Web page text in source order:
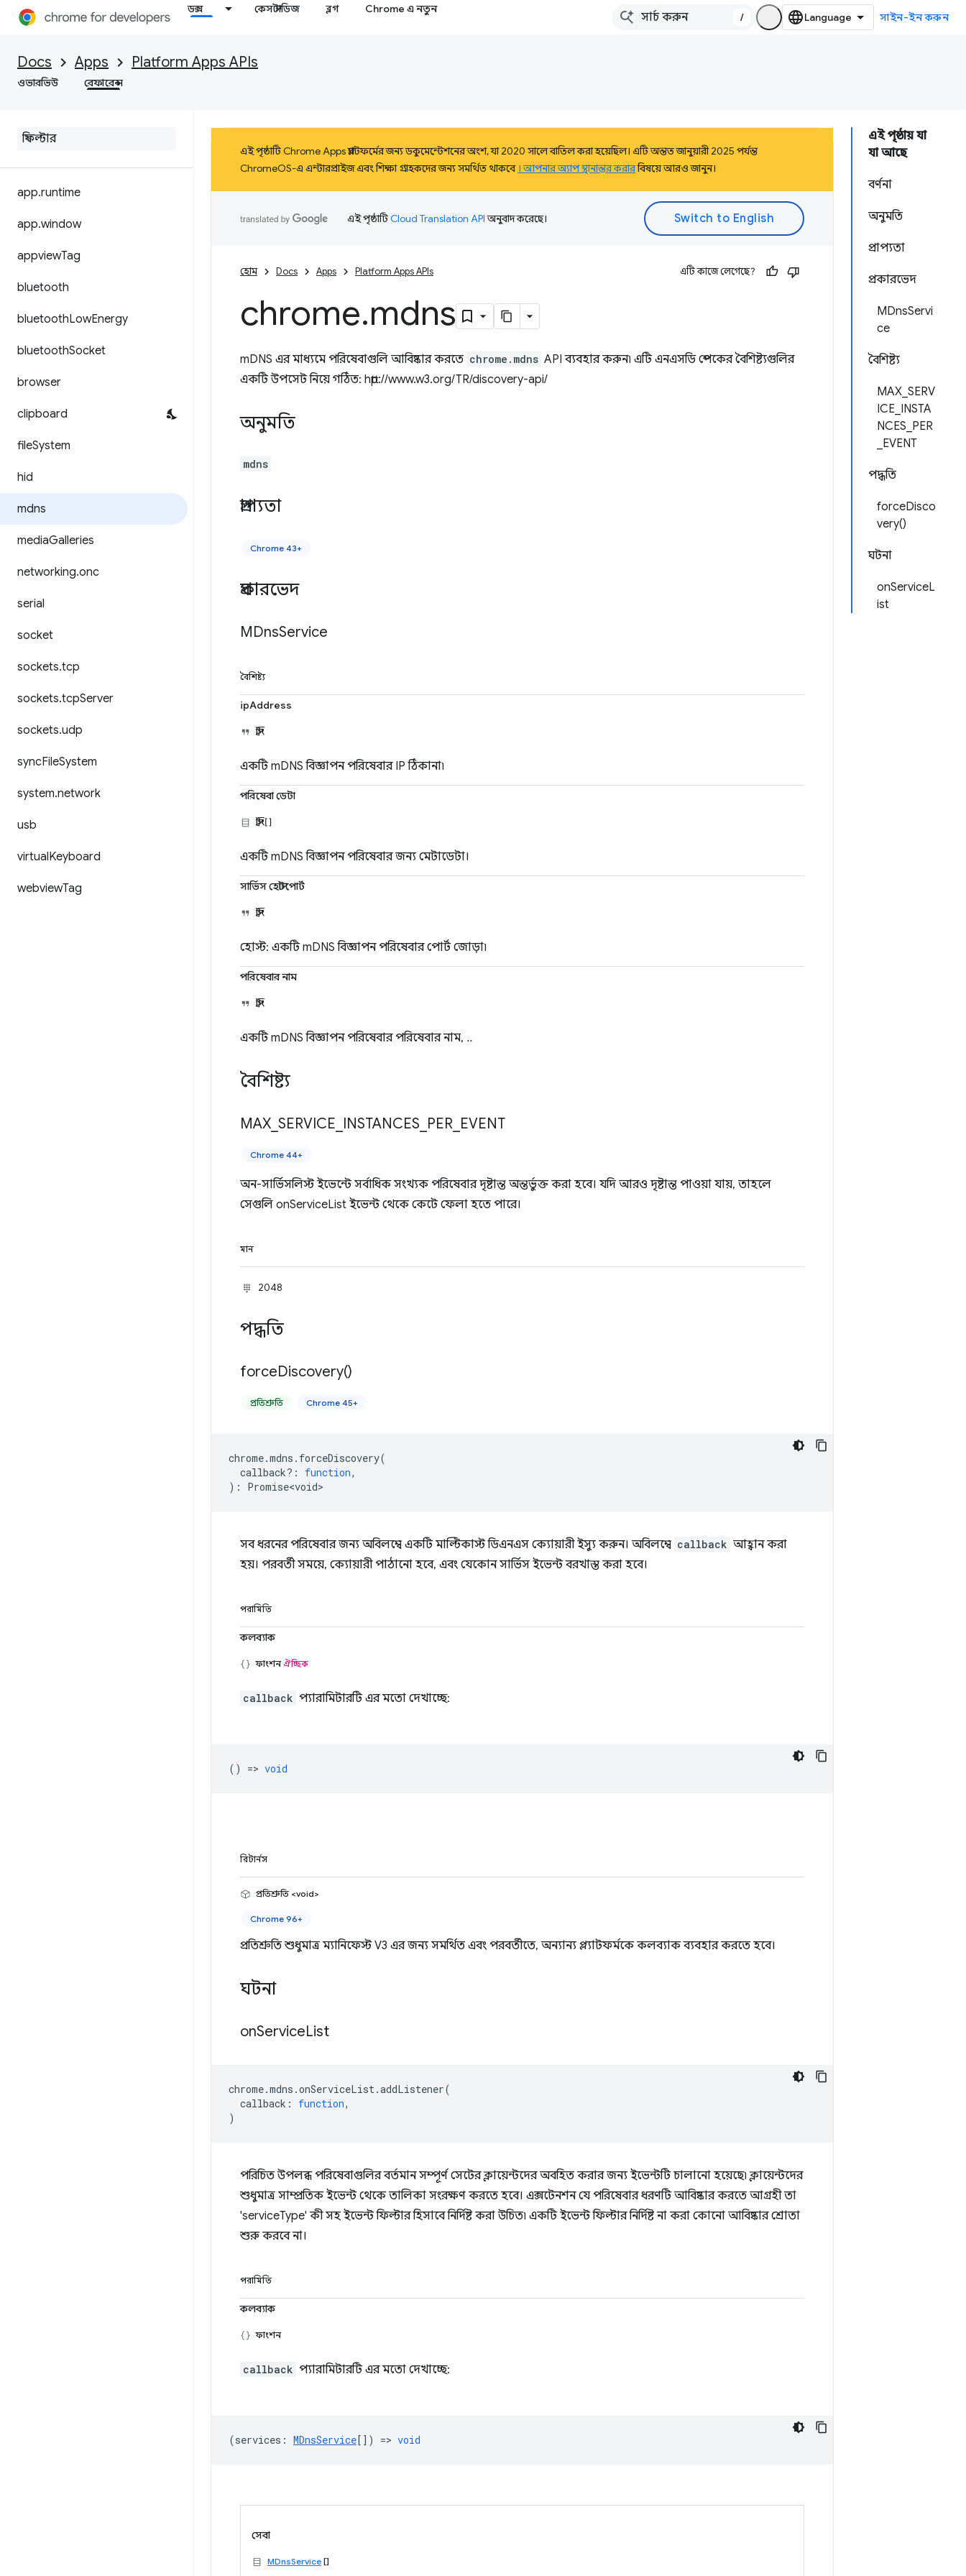
ডক্স কেস স্টাডিজ ব্লগ Chrome এ নতুন
/ সাইন-ইন করুন
Docs Apps Platform Apps APIs
ওভারভিউ রেফারেন্স
app.runtime
app.window
appviewTag
bluetooth
bluetoothLowEnergy
bluetoothSocket
browser
clipboard
fileSystem
hid
mdns
mediaGalleries
networking.onc
serial
socket
sockets.tcp
sockets.tcpServer
sockets.udp
syncFileSystem
system.network
usb
virtualKeyboard
webviewTag
এই পৃষ্ঠায় যা
যা আছে
বর্ণনা
অনুমতি
প্রাপ্যতা
প্রকারভেদ
MDnsServi
ce
বৈশিষ্ট্য
MAX_SERV
ICE_INSTA
NCES_PER
_EVENT
পদ্ধতি
forceDisco
very()
ঘটনা
onServiceL
ist
এই পৃষ্ঠাটি Chrome Apps প্ল্যাটফর্মের জন্য ডকুমেন্টেশনের অংশ, যা 2020 সালে বাতিল করা হয়েছিল। এটি অন্তত জানুয়ারী 2025 পর্যন্ত
ChromeOS-এ এন্টারপ্রাইজ এবং শিক্ষা গ্রাহকদের জন্য সমর্থিত থাকবে । আপনার অ্যাপ স্থানান্তর করারবিষয়ে আরও জানুন।
এই পৃষ্ঠাটিCloud Translation APIঅনুবাদ করেছে।
হোম Docs Apps Platform Apps APIs এটি কাজে লেগেছে?
chrome.mdns
mDNS এর মাধ্যমে পরিষেবাগুলি আবিষ্কার করতে chrome.mdns API ব্যবহার করুন৷ এটি এনএসডি স্পেকের বৈশিষ্ট্যগুলির
একটি উপসেট নিয়ে গঠিত: http://www.w3.org/TR/discovery-api/
অনুমতি
mdns
প্রাপ্যতা
Chrome 43+
প্রকারভেদ
MDnsService
বৈশিষ্ট্য
ipAddress
স্ট্রিং
একটি mDNS বিজ্ঞাপন পরিষেবার IP ঠিকানা৷
পরিষেবা ডেটা
স্ট্রিং[]
একটি mDNS বিজ্ঞাপন পরিষেবার জন্য মেটাডেটা।
সার্ভিস হোস্টপোর্ট
স্ট্রিং
হোস্ট: একটি mDNS বিজ্ঞাপন পরিষেবার পোর্ট জোড়া৷
পরিষেবার নাম
স্ট্রিং
একটি mDNS বিজ্ঞাপন পরিষেবার পরিষেবার নাম, ..
বৈশিষ্ট্য
MAX SERVICE INSTANCES PER EVENT
Chrome 44+
অন-সার্ভিসলিস্ট ইভেন্টে সর্বাধিক সংখ্যক পরিষেবার দৃষ্টান্ত অন্তর্ভুক্ত করা হবে। যদি আরও দৃষ্টান্ত পাওয়া যায়, তাহলে
সেগুলি onServiceList ইভেন্ট থেকে কেটে ফেলা হতে পারে।
মান
2048
পদ্ধতি
forceDiscovery()
প্রতিশ্রুতি Chrome 45+
chrome.mdns . forceDiscovery(
callback? : function,
) : Promise<void>
সব ধরনের পরিষেবার জন্য অবিলম্বে একটি মাল্টিকাস্ট ডিএনএস ক্যোয়ারী ইস্যু করুন। অবিলম্বে callback আহ্বান করা
হয়। পরবর্তী সময়ে, ক্যোয়ারী পাঠানো হবে, এবং যেকোন সার্ভিস ইভেন্ট বরখাস্ত করা হবে।
পরামিতি
কলব্যাক
ফাংশনঐচ্ছিক
callback প্যারামিটারটি এর মতো দেখাচ্ছে:
() => void
রিটার্নস
প্রতিশ্রুতি <void>
Chrome 96+
প্রতিশ্রুতি শুধুমাত্র ম্যানিফেস্ট V3 এর জন্য সমর্থিত এবং পরবর্তীতে, অন্যান্য প্ল্যাটফর্মকে কলব্যাক ব্যবহার করতে হবে।
ঘটনা
onServiceList
chrome.mdns .onServiceList.addListener(
callback : function,
)
পরিচিত উপলব্ধ পরিষেবাগুলির বর্তমান সম্পূর্ণ সেটের ক্লায়েন্টদের অবহিত করার জন্য ইভেন্টটি চালানো হয়েছে৷ ক্লায়েন্টদের
শুধুমাত্র সাম্প্রতিক ইভেন্ট থেকে তালিকা সংরক্ষণ করতে হবে। এক্সটেনশন যে পরিষেবার ধরণটি আবিষ্কার করতে আগ্রহী তা
'serviceType' কী সহ ইভেন্ট ফিল্টার হিসাবে নির্দিষ্ট করা উচিত৷ একটি ইভেন্ট ফিল্টার নির্দিষ্ট না করা কোনো আবিষ্কার শ্রোতা
শুরু করবে না।
পরামিতি
কলব্যাক
ফাংশন
callback প্যারামিটারটি এর মতো দেখাচ্ছে:
(services : MDnsService[]) => void
সেবা
MDnsService []